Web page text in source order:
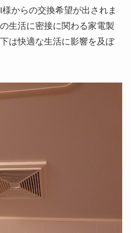
からの交換希望が出されま
生活に密接に関わる家電製
は快適な生活に影響を及ぼ